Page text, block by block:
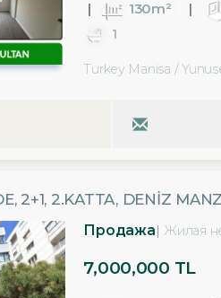
130m²
1
Turkey Manisa /
2+1, 2.KATTA, DENIZ
Продажа Жилая
7,000,000 TL